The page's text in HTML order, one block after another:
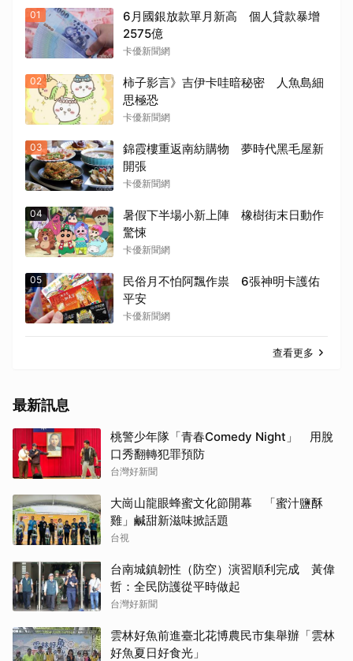
01
6月國銀放款單月新高 個人貸款暴增
2575億
卡優新聞網
02
柿子影言》吉伊卡哇暗秘密 人魚島細
思極恐
卡優新聞網
03
錦霞樓重返南紡購物 夢時代黑毛屋新
開張
卡優新聞網
04
暑假下半場小新上陣 橡樹街末日動作
驚悚
卡優新聞網
05
民俗月不怕阿飄作祟 6張神明卡護佑
平安
卡優新聞網
查看更多
最新訊息
桃警少年隊「青春Comedy Night」 用脫
口秀翻轉犯罪預防
台灣好新聞
大崗山龍眼蜂蜜文化節開幕 「蜜汁鹽酥
雞」鹹甜新滋味掀話題
台視
台南城鎮韌性（防空）演習順利完成 黃偉
哲：全民防護從平時做起
台灣好新聞
雲林好魚前進臺北花博農民市集舉辦「雲林
好魚夏日好食光」